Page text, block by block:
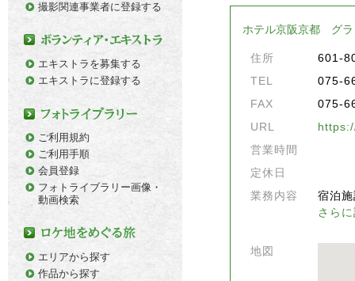
ホテル京阪京都 グラ
住所
601-
TEL
075-
FAX
075-
URL
営業時間
定休日
業務内容
宿泊
さら
地図
撮影関連事業者に登録する
エキストラを募集する
エキストラに登録する
ご利用規約
ご利用手順
会員登録
フォトライブラリー画像・
動画検索
エリアから探す
作品から探す